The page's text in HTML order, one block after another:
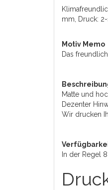
mm, Druck:
Motiv Memo
Das
Matte und
Dezenter
Wir drucken
In der Regel